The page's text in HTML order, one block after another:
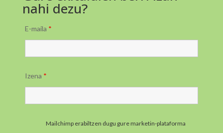
nahi dezu?
E-maila *
Izena *
Mailchimp erabiltzen dugu gure marketin-plataforma